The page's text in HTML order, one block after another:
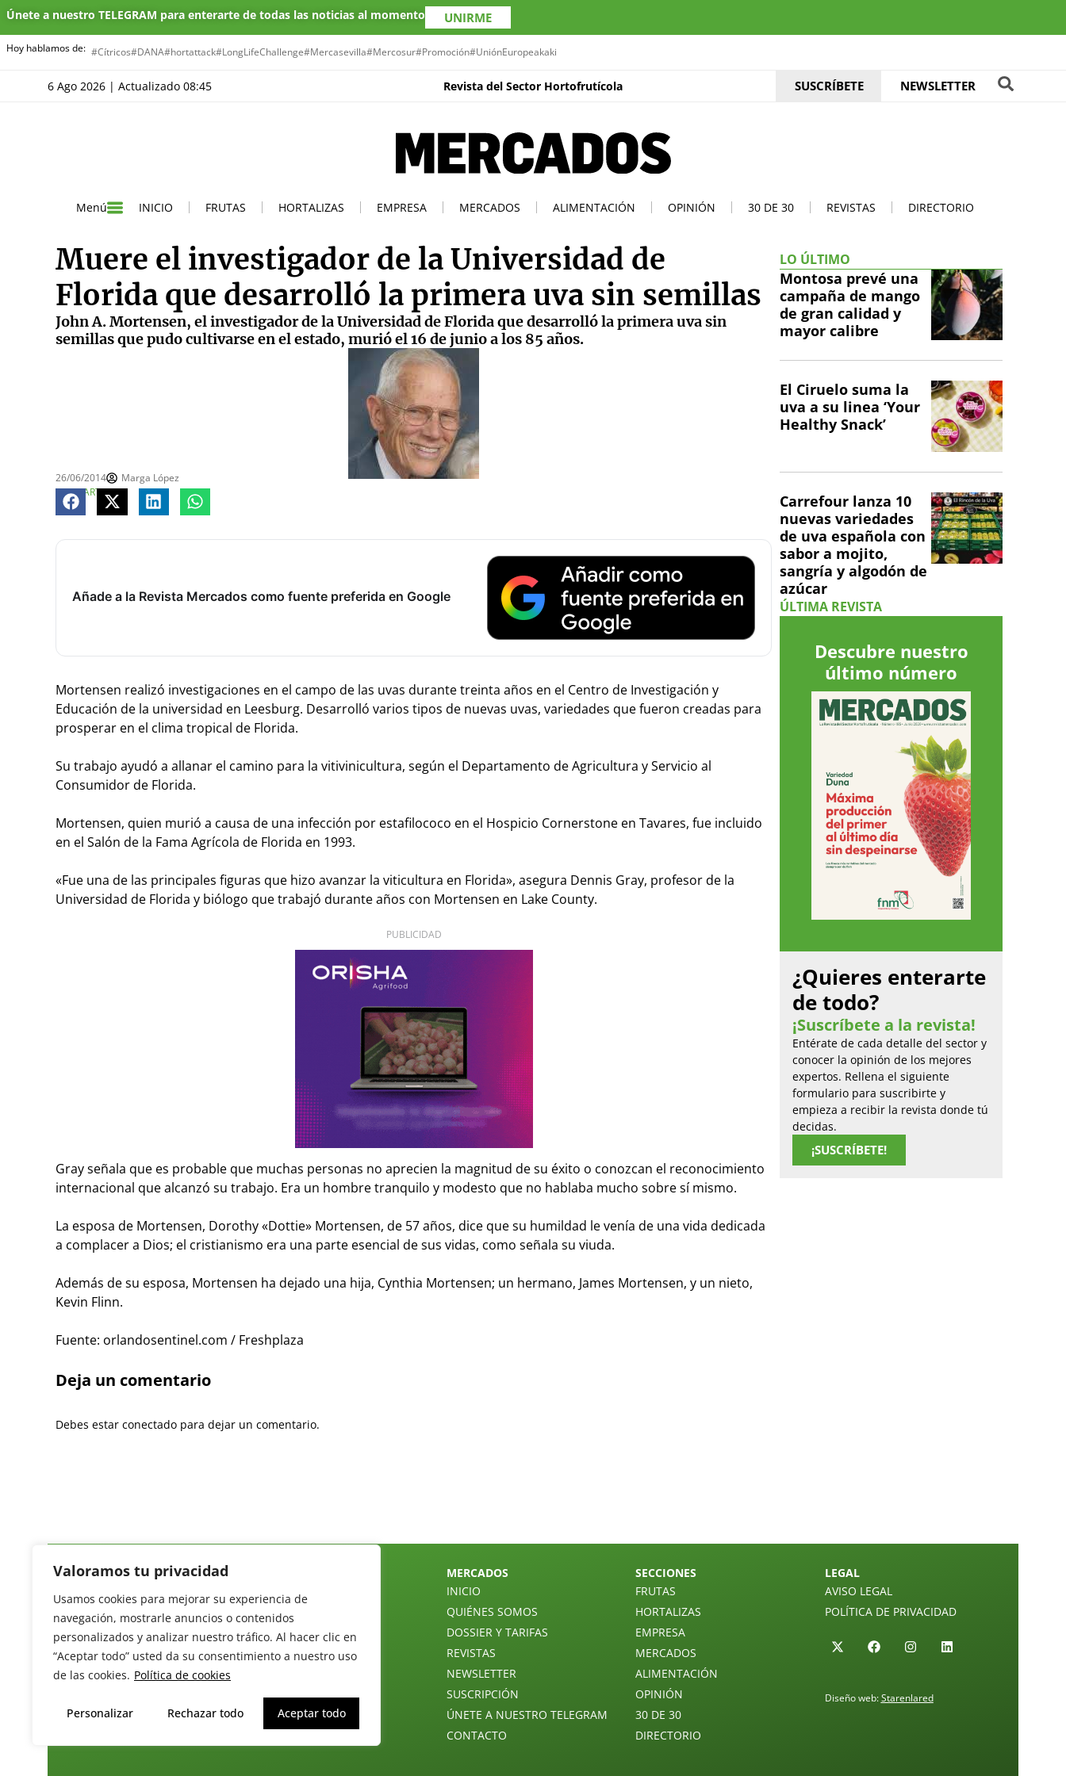
Valoramos tu privacidad
Usamos cookies para mejorar su experiencia de
navegación, mostrarle anuncios o contenidos
personalizados y analizar nuestro tráfico. Al hacer clic en
“Aceptar todo” usted da su consentimiento a nuestro uso
de las cookies. Política de cookies
Personalizar Rechazar todo Aceptar todo
Únete a nuestro TELEGRAM para enterarte de todas las noticias al momento UNIRME
Hoy hablamos de: #Cítricos#DANA#hortattack#LongLifeChallenge#Mercasevilla#Mercosur#Promoción#UniónEuropeakaki
6 Ago 2026 | Actualizado 08:45 Revista del Sector Hortofrutícola SUSCRÍBETE NEWSLETTER
Menú INICIO FRUTAS HORTALIZAS EMPRESA MERCADOS ALIMENTACIÓN OPINIÓN 30 DE 30 REVISTAS DIRECTORIO
Muere el investigador de la Universidad de
Florida que desarrolló la primera uva sin semillas
John A. Mortensen, el investigador de la Universidad de Florida que desarrolló la primera uva sin
semillas que pudo cultivarse en el estado, murió el 16 de junio a los 85 años.
26/06/2014
Marga López
COMPARTE
Añade a la Revista Mercados como fuente preferida en Google
Mortensen realizó investigaciones en el campo de las uvas durante treinta años en el Centro de Investigación y
Educación de la universidad en Leesburg. Desarrolló varios tipos de nuevas uvas, variedades que fueron creadas para
prosperar en el clima tropical de Florida.
Su trabajo ayudó a allanar el camino para la vitivinicultura, según el Departamento de Agricultura y Servicio al
Consumidor de Florida.
Mortensen, quien murió a causa de una infección por estafilococo en el Hospicio Cornerstone en Tavares, fue incluido
en el Salón de la Fama Agrícola de Florida en 1993.
«Fue una de las principales figuras que hizo avanzar la viticultura en Florida», asegura Dennis Gray, profesor de la
Universidad de Florida y biólogo que trabajó durante años con Mortensen en Lake County.
PUBLICIDAD
Gray señala que es probable que muchas personas no aprecien la magnitud de su éxito o conozcan el reconocimiento
internacional que alcanzó su trabajo. Era un hombre tranquilo y modesto que no hablaba mucho sobre sí mismo.
La esposa de Mortensen, Dorothy «Dottie» Mortensen, de 57 años, dice que su humildad le venía de una vida dedicada
a complacer a Dios; el cristianismo era una parte esencial de sus vidas, como señala su viuda.
Además de su esposa, Mortensen ha dejado una hija, Cynthia Mortensen; un hermano, James Mortensen, y un nieto,
Kevin Flinn.
Fuente: orlandosentinel.com / Freshplaza
Deja un comentario
Debes estar conectado para dejar un comentario.
LO ÚLTIMO
Montosa prevé una
campaña de mango
de gran calidad y
mayor calibre
El Ciruelo suma la
uva a su linea ‘Your
Healthy Snack’
Carrefour lanza 10
nuevas variedades
de uva española con
sabor a mojito,
sangría y algodón de
azúcar
ÚLTIMA REVISTA
Descubre nuestro
último número
¿Quieres enterarte
de todo?
¡Suscríbete a la revista!
Entérate de cada detalle del sector y
conocer la opinión de los mejores
expertos. Rellena el siguiente
formulario para suscribirte y
empieza a recibir la revista donde tú
decidas.
¡SUSCRÍBETE!
Revista del Sector Hortofrutícola
C/ Presidente Cárdenas nº 10.
41013 Sevilla. ESPAÑA
Tel: (+34) 954 25 88 51
redaccion@revistamercados.com
MERCADOS
INICIO
QUIÉNES SOMOS
DOSSIER Y TARIFAS
REVISTAS
NEWSLETTER
SUSCRIPCIÓN
ÚNETE A NUESTRO TELEGRAM
CONTACTO
SECCIONES
FRUTAS
HORTALIZAS
EMPRESA
MERCADOS
ALIMENTACIÓN
OPINIÓN
30 DE 30
DIRECTORIO
LEGAL
AVISO LEGAL
POLÍTICA DE PRIVACIDAD
Diseño web:Starenlared